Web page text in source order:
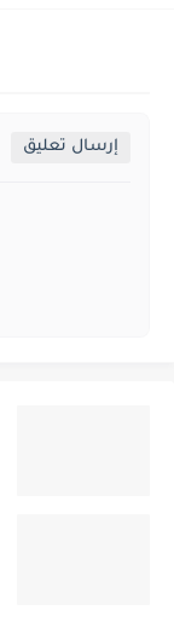
إرسال تعليق